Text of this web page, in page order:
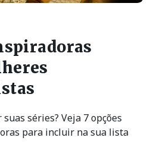
séries? Veja 7 opções
para incluir na sua lista